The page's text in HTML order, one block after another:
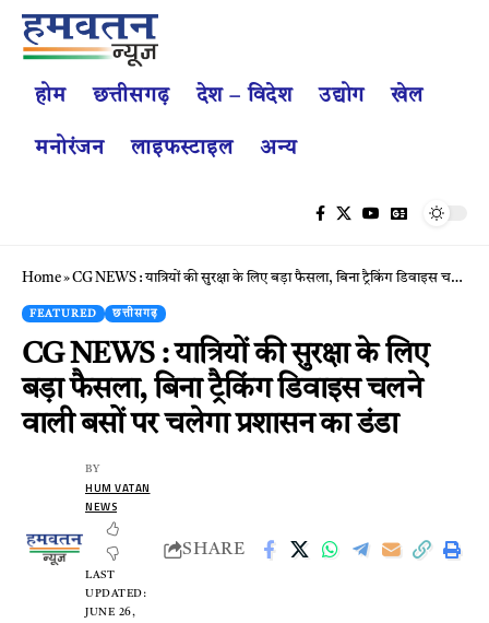
होम छत्तीसगढ़ देश – विदेश उद्योग खेल
मनोरंजन लाइफस्टाइल अन्य
Home»CG NEWS : यात्रियों की सुरक्षा के लिए बड़ा फैसला, बिना ट्रैकिंग डिवाइस चलने वाली बसों पर चलेगा प्रशासन का डंडा
FEATURED छत्तीसगढ़
CG NEWS : यात्रियों की सुरक्षा के लिए
बड़ा फैसला, बिना ट्रैकिंग डिवाइस चलने
वाली बसों पर चलेगा प्रशासन का डंडा
LAST
UPDATED:
JUNE 26,
BY
HUM VATAN
NEWS
SHARE